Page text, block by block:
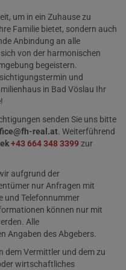
um in ein Zuhause zu
Familie bietet, sondern auch
Anbindung an alle
von der harmonischen
begeistern.
und
in Bad Vöslau Ihr
senden Sie uns bitte
real.at. Weiterführend
+43 664 348 3399zur
aufgrund der
nur Anfragen mit
und Telefonnummer
können nur mit
Alle
Angaben des Abgebers.
dem Vermittler und dem zu
wirtschaftliches